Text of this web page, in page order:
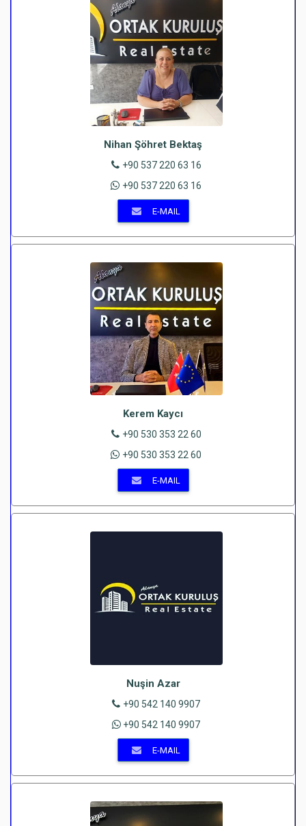
Nihan Şöhret Bektaş
+90 537 220 63 16
+90 537 220 63 16
E-MAIL
Kerem Kaycı
+90 530 353 22 60
+90 530 353 22 60
E-MAIL
Nuşin Azar
+90 542 140 9907
+90 542 140 9907
E-MAIL